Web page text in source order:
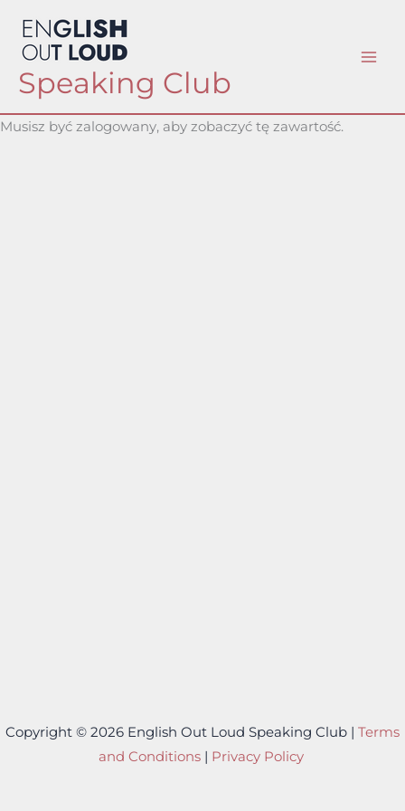
content
Speaking Club
Musisz być zalogowany, aby zobaczyć tę zawartość.
Copyright © 2026 English Out Loud Speaking Club | Terms
and Conditions| Privacy Policy